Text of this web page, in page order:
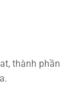
thành phần